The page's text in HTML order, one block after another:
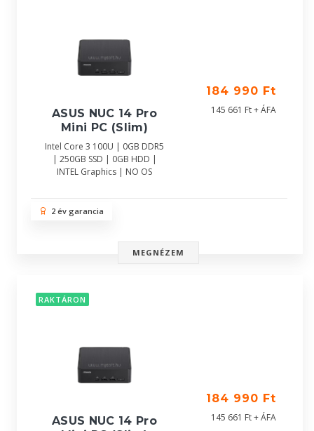
ASUS NUC 14 Pro
Mini PC (Slim)
Intel Core 3 100U | 0GB DDR5
| 250GB SSD | 0GB HDD |
INTEL Graphics | NO OS
184 990 Ft
145 661 Ft + ÁFA
2 év garancia
MEGNÉZEM
RAKTÁRON
ASUS NUC 14 Pro
184 990 Ft
145 661 Ft + ÁFA